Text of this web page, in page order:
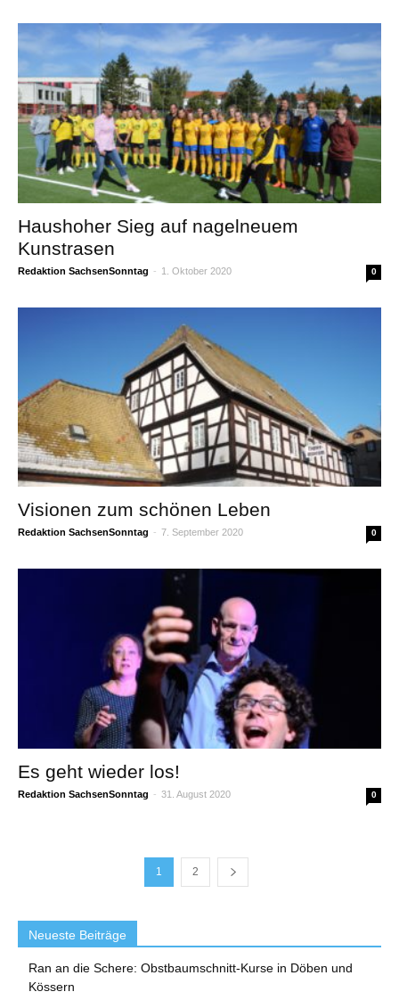
Haushoher Sieg auf nagelneuem
Kunstrasen
Redaktion SachsenSonntag - 1. Oktober 2020 0
Visionen zum schönen Leben
Redaktion SachsenSonntag - 7. September 2020 0
Es geht wieder los!
Redaktion SachsenSonntag - 31. August 2020 0
1 2
Neueste Beiträge
Ran an die Schere: Obstbaumschnitt-Kurse in Döben und
Kössern